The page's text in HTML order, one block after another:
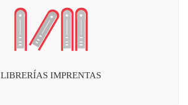
LIBRERÍAS IMPRENTAS